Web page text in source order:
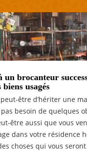
un brocanteur
biens usagés
être d’hériter une
pas besoin de quelques
être aussi que vous
dans votre résidence
choses qui vous